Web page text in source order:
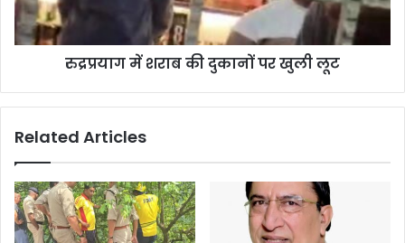
रुद्रप्रयाग में शराब की दुकानों पर खुली लूट
Related Articles